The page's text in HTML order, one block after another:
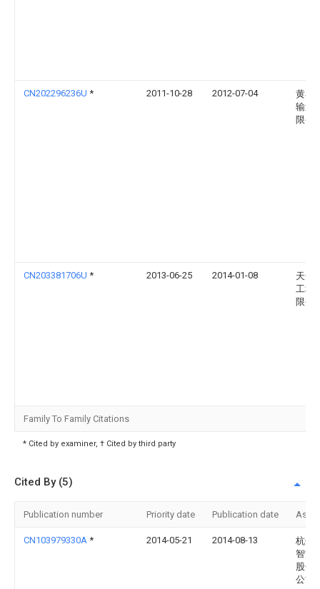
CN202296236U * 2011-10-28 2012-07-04
黄石
输送
限公
CN203381706U * 2013-06-25 2014-01-08
天奇
工程
限公
Family To Family Citations
* Cited by examiner, † Cited by third party
Cited By (5)
Publication number Priority date Publication date
CN103979330A * 2014-05-21 2014-08-13
杭州
智能
股份
公司